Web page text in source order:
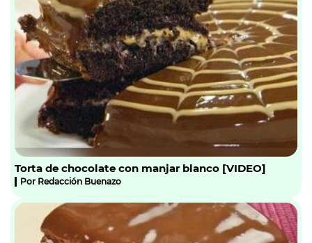
Torta de chocolate con manjar blanco [VIDEO]
Por Redacción Buenazo